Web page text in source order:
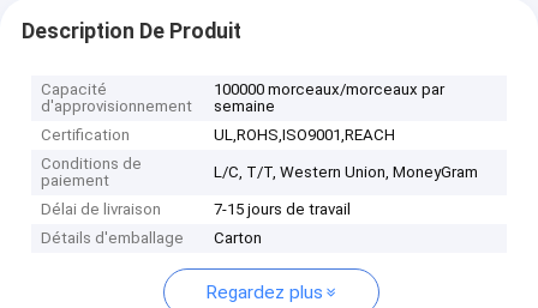
Description De Produit
Capacité
d'approvisionnement
100000 morceaux/morceaux par
semaine
Certification
UL,ROHS,ISO9001,REACH
Conditions de
paiement
L/C, T/T, Western Union, MoneyGram
Délai de livraison
7-15 jours de travail
Détails d'emballage
Carton
Regardez plus